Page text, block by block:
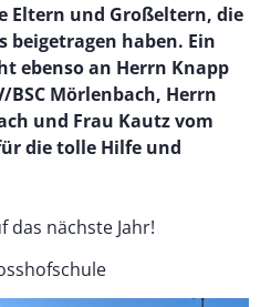
Eltern und Großeltern, die
beigetragen haben. Ein
ebenso an Herrn Knapp
BSC Mörlenbach, Herrn
und Frau Kautz vom
die tolle Hilfe und
das nächste Jahr!